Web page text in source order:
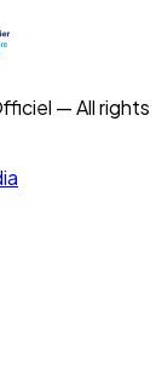
— All rights